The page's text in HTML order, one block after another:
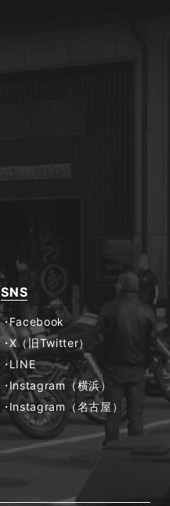
SNS
Facebook
X（旧Twitter）
LINE
Instagram（横浜）
Instagram（名古屋）